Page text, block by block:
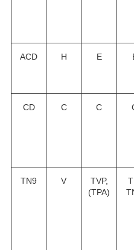
ACD H E
CD C C
TN9 V
TVP,
(TPA)